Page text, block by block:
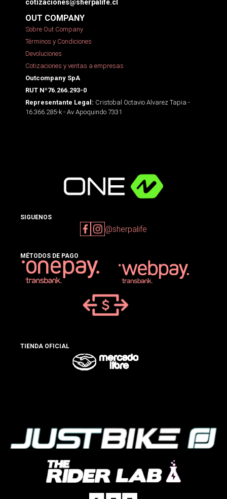
cotizaciones@sherpalife.cl
OUT COMPANY
Sobre Out Company
Términos y Condiciones
Devoluciones
Cotizaciones y ventas a empresas
Outcompany SpA
RUT Nº76.266.293-0
Representante Legal: Cristobal Octavio Alvarez Tapia -
16.366.285-k - Av Apoquindo 7331
SIGUENOS
@sherpalife
MÉTODOS DE PAGO
TIENDA OFICIAL